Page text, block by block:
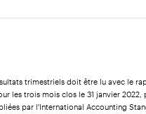
trimestriels doit être lu avec le
les trois mois clos le 31 janvier
par l'International Accounting